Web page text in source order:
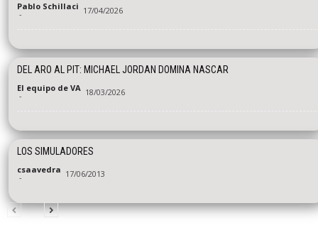
Pablo Schillaci
- 17/04/2026
DEL ARO AL PIT: MICHAEL JORDAN DOMINA NASCAR
El equipo de VA
- 18/03/2026
LOS SIMULADORES
csaavedra
- 17/06/2013